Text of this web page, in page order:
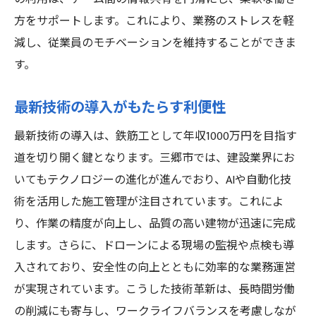
方をサポートします。これにより、業務のストレスを軽
減し、従業員のモチベーションを維持することができま
す。
最新技術の導入がもたらす利便性
最新技術の導入は、鉄筋工として年収1000万円を目指す
道を切り開く鍵となります。三郷市では、建設業界にお
いてもテクノロジーの進化が進んでおり、AIや自動化技
術を活用した施工管理が注目されています。これによ
り、作業の精度が向上し、品質の高い建物が迅速に完成
します。さらに、ドローンによる現場の監視や点検も導
入されており、安全性の向上とともに効率的な業務運営
が実現されています。こうした技術革新は、長時間労働
の削減にも寄与し、ワークライフバランスを考慮しなが